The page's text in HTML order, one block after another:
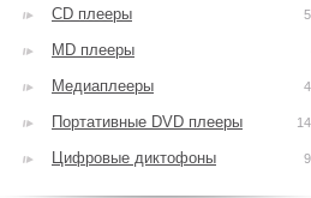
CD плееры
MD плееры
Медиаплееры
Портативные DVD плееры
Цифровые диктофоны